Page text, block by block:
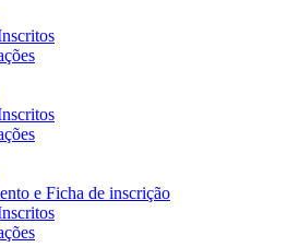
e Ficha de inscrição